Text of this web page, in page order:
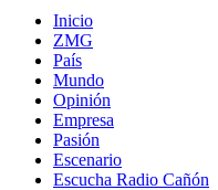
Inicio
ZMG
País
Mundo
Opinión
Empresa
Pasión
Escenario
Escucha Radio Cañón